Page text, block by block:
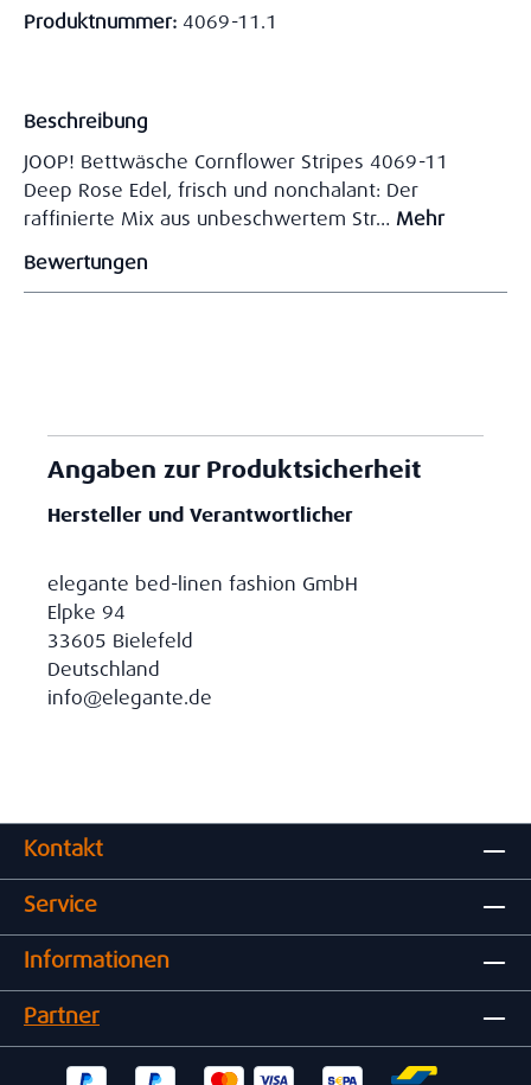
Produktnummer: 4069-11.1
Beschreibung
JOOP! Bettwäsche Cornflower Stripes 4069-11
Deep Rose Edel, frisch und nonchalant: Der
raffinierte Mix aus unbeschwertem Str… Mehr
Bewertungen
Angaben zur Produktsicherheit
Hersteller und Verantwortlicher
elegante bed-linen fashion GmbH
Elpke 94
33605 Bielefeld
Deutschland
info@elegante.de
Kontakt
Service
Informationen
Partner